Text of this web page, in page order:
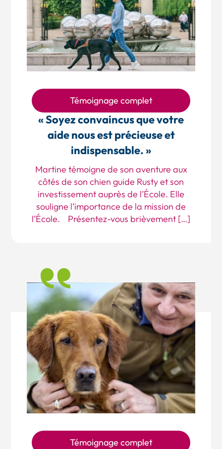
« Soyez convaincus que votre
aide nous est précieuse et
indispensable. »
Martine témoigne de son aventure aux
côtés de son chien guide Rusty et son
investissement auprès de l’École. Elle
souligne l’importance de la mission de
l’École. Présentez-vous brièvement […]
Témoignage complet
Témoignage complet